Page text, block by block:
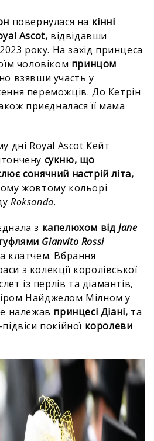
повернулася на кінні
Ascot, відвідавши
року. На захід принцеса
чоловіком принцом
взявши участь у
переможців. До Кетрін
приєдналася її мама
дні Royal Ascot Кейт
сукню, що
сонячний настрій літа,
жовтому кольорі
Roksanda.
з капелюхом відJane
Gianvito Rossi
клатчем. Вбрання
з колекції королівської
із перлів та діамантів,
Найджелом Мілном у
належав принцесі Діані, та
покійної королеви